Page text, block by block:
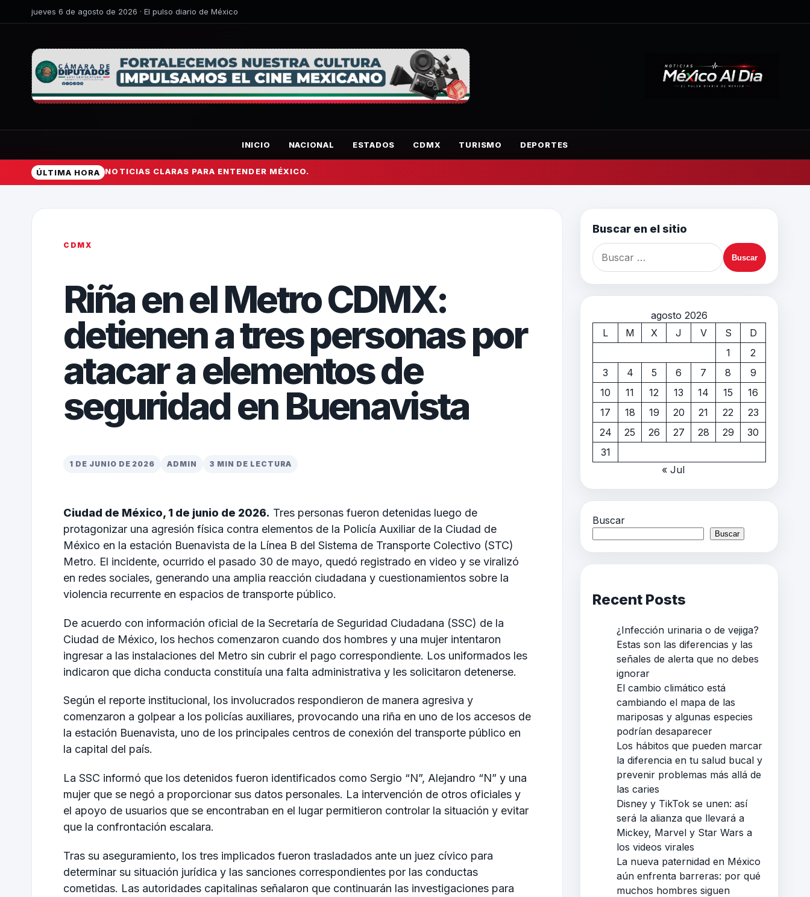
jueves 6 de agosto de 2026 · El pulso diario de México
INICIO NACIONAL ESTADOS CDMX TURISMO DEPORTES
ÚLTIMA HORA NOTICIAS CLARAS PARA ENTENDER MÉXICO.
CDMX
Riña en el Metro CDMX:
detienen a tres personas por
atacar a elementos de
seguridad en Buenavista
1 DE JUNIO DE 2026 ADMIN 3 MIN DE LECTURA
Ciudad de México, 1 de junio de 2026. Tres personas fueron detenidas luego de
protagonizar una agresión física contra elementos de la Policía Auxiliar de la Ciudad de
México en la estación Buenavista de la Línea B del Sistema de Transporte Colectivo (STC)
Metro. El incidente, ocurrido el pasado 30 de mayo, quedó registrado en video y se viralizó
en redes sociales, generando una amplia reacción ciudadana y cuestionamientos sobre la
violencia recurrente en espacios de transporte público.
De acuerdo con información oficial de la Secretaría de Seguridad Ciudadana (SSC) de la
Ciudad de México, los hechos comenzaron cuando dos hombres y una mujer intentaron
ingresar a las instalaciones del Metro sin cubrir el pago correspondiente. Los uniformados les
indicaron que dicha conducta constituía una falta administrativa y les solicitaron detenerse.
Según el reporte institucional, los involucrados respondieron de manera agresiva y
comenzaron a golpear a los policías auxiliares, provocando una riña en uno de los accesos de
la estación Buenavista, uno de los principales centros de conexión del transporte público en
la capital del país.
La SSC informó que los detenidos fueron identificados como Sergio “N”, Alejandro “N” y una
mujer que se negó a proporcionar sus datos personales. La intervención de otros oficiales y
el apoyo de usuarios que se encontraban en el lugar permitieron controlar la situación y evitar
que la confrontación escalara.
Tras su aseguramiento, los tres implicados fueron trasladados ante un juez cívico para
determinar su situación jurídica y las sanciones correspondientes por las conductas
cometidas. Las autoridades capitalinas señalaron que continuarán las investigaciones para
Buscar en el sitio
agosto 2026
L
M X J V S
D
1
2
3
4 5 6 7 8
9
10
11 12 13 14 15
16
17
18 19 20 21 22
23
24
25 26 27 28 29
30
31
« Jul
Buscar
Buscar
Recent Posts
¿Infección urinaria o de vejiga?
Estas son las diferencias y las
señales de alerta que no debes
ignorar
El cambio climático está
cambiando el mapa de las
mariposas y algunas especies
podrían desaparecer
Los hábitos que pueden marcar
la diferencia en tu salud bucal y
prevenir problemas más allá de
las caries
Disney y TikTok se unen: así
será la alianza que llevará a
Mickey, Marvel y Star Wars a
los videos virales
La nueva paternidad en México
aún enfrenta barreras: por qué
muchos hombres siguen